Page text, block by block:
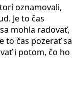
oznamovali,
Je to čas
mohla radovať,
to čas pozerať sa
i potom, čo ho